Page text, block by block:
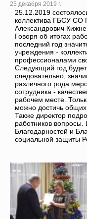
25 декабря 2019 г.
25.12.2019
коллектива ГБСУ
Александрович
Говоря об итогах
последний год
учреждения -
профессионалами
Следующий год
следовательно,
различного рода
сотрудника -
рабочем месте.
можно достичь общих
Также директор
работников вопросы.
Благодарностей и
социальной защиты